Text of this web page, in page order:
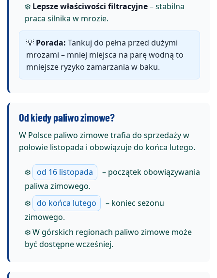
❄️ Lepsze właściwości filtracyjne– stabilna
praca silnika w mrozie.
💡 Porada: Tankuj do pełna przed dużymi
mrozami – mniej miejsca na parę wodną to
mniejsze ryzyko zamarzania w baku.
Od kiedy paliwo zimowe?
W Polsce paliwo zimowe trafia do sprzedaży w
połowie listopada i obowiązuje do końca lutego.
❄️ od 16 listopada
– początek obowiązywania
paliwa zimowego.
❄️ do końca lutego
– koniec sezonu
zimowego.
❄️ W górskich regionach paliwo zimowe może
być dostępne wcześniej.